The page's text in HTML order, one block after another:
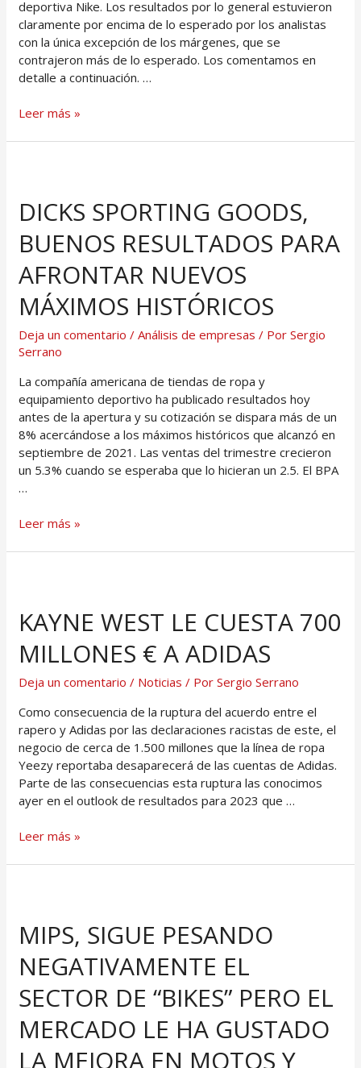
deportiva Nike. Los resultados por lo general estuvieron
claramente por encima de lo esperado por los analistas
con la única excepción de los márgenes, que se
contrajeron más de lo esperado. Los comentamos en
detalle a continuación. …
Leer más »
DICKS SPORTING GOODS,
BUENOS RESULTADOS PARA
AFRONTAR NUEVOS
MÁXIMOS HISTÓRICOS
Deja un comentario /Análisis de empresas / PorSergio
Serrano
La compañía americana de tiendas de ropa y
equipamiento deportivo ha publicado resultados hoy
antes de la apertura y su cotización se dispara más de un
8% acercándose a los máximos históricos que alcanzó en
septiembre de 2021. Las ventas del trimestre crecieron
un 5.3% cuando se esperaba que lo hicieran un 2.5. El BPA
…
Leer más »
KAYNE WEST LE CUESTA 700
MILLONES € A ADIDAS
Deja un comentario / Noticias / PorSergio Serrano
Como consecuencia de la ruptura del acuerdo entre el
rapero y Adidas por las declaraciones racistas de este, el
negocio de cerca de 1.500 millones que la línea de ropa
Yeezy reportaba desaparecerá de las cuentas de Adidas.
Parte de las consecuencias esta ruptura las conocimos
ayer en el outlook de resultados para 2023 que …
Leer más »
MIPS, SIGUE PESANDO
NEGATIVAMENTE EL
SECTOR DE “BIKES” PERO EL
MERCADO LE HA GUSTADO
LA MEJORA EN MOTOS Y